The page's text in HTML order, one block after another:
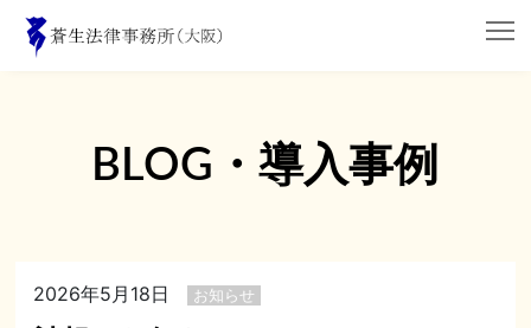
BLOG・導入事例
2026年5月18日 お知らせ